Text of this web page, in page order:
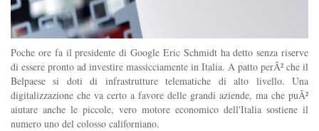
Poche ore fa il presidente di Google Eric Schmidt ha detto senza riserve
di essere pronto ad investire massicciamente in Italia. A patto perÃ² che il
Belpaese si doti di infrastrutture telematiche di alto livello. Una
digitalizzazione che va certo a favore delle grandi aziende, ma che puÃ²
aiutare anche le piccole, vero motore economico dell'Italia sostiene il
numero uno del colosso californiano.